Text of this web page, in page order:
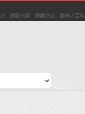
识 健康休闲 健康文化 康养大百科